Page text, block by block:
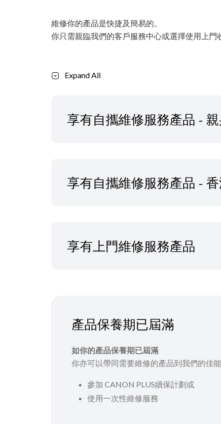
維修你的產品是快捷及簡易的。
你只需親臨我們的客戶服務中心或選擇使用上門
Expand All
享有自攜維修服務產品 -
享有自攜維修服務產品 -
享有上門維修服務產品
產品保養期已屆滿
如你的產品保養期已屆滿
你亦可以帶同需要維修的產品到我們的佳
參加 CANON PLUS續保計劃或
使用一次性維修服務